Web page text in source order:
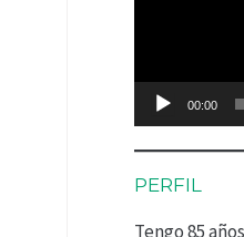
d
00:00
PERFIL
Tengo 85